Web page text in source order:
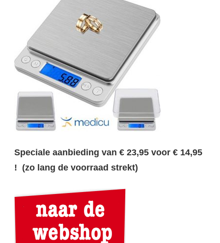
Speciale aanbieding van € 23,95 voor € 14,95
! (zo lang de voorraad strekt)